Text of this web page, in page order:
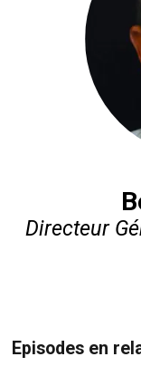
Directeur
Episodes en